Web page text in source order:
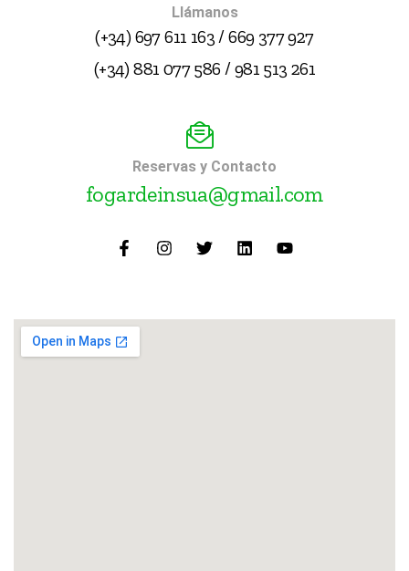
Llámanos
(+34) 697 611 163 / 669 377 927
(+34) 881 077 586 / 981 513 261
Reservas y Contacto
fogardeinsua@gmail.com